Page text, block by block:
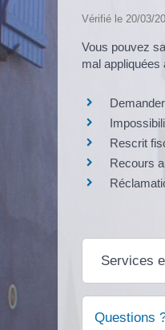
Vérifié le 20/03/
Vous pouvez
mal
Rescrit
Recours
Services
Questions